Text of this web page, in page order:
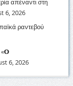
απέναντι στη
6, 2026
ραντεβού
6, 2026